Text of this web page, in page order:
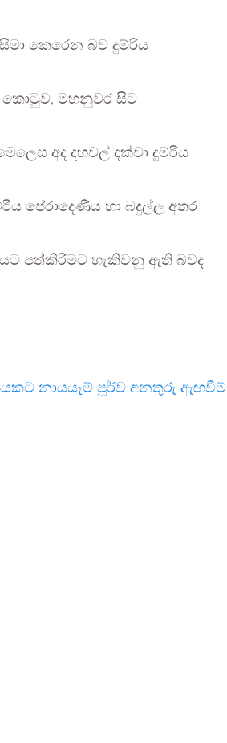
කෙරෙන බව දුම්රිය
කොටුව, මහනුවර සිට
අද දහවල් දක්වා දුම්රිය
පේරාදෙණිය හා බදුල්ල අතර
පත්කිරීමට හැකිවනු ඇති බවද
නායයෑම් පූර්ව අනතුරු ඇඟවීම්